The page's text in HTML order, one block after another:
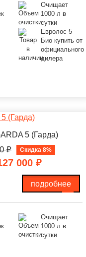
Очищает
1000 л в
сутки
Евролос 5
Био купить от
официального
дилера
5 (Гарда)
₽ Скидка 8%
000₽
подробнее
Очищает
1000 л в
сутки